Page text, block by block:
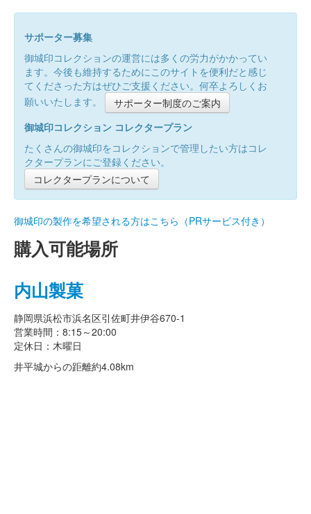
サポーター募集
御城印コレクションの運営には多くの労力がかかってい
ます。今後も維持するためにこのサイトを便利だと感じ
てくださった方はぜひご支援ください。何卒よろしくお
願いいたします。
サポーター制度のご案内
御城印コレクション コレクタープラン
たくさんの御城印をコレクションで管理したい方はコレ
クタープランにご登録ください。
コレクタープランについて
御城印の製作を希望される方はこちら（PRサービス付き）
購入可能場所
内山製菓
静岡県浜松市浜名区引佐町井伊谷670-1
営業時間：8:15～20:00
定休日：木曜日
井平城からの距離約4.08km